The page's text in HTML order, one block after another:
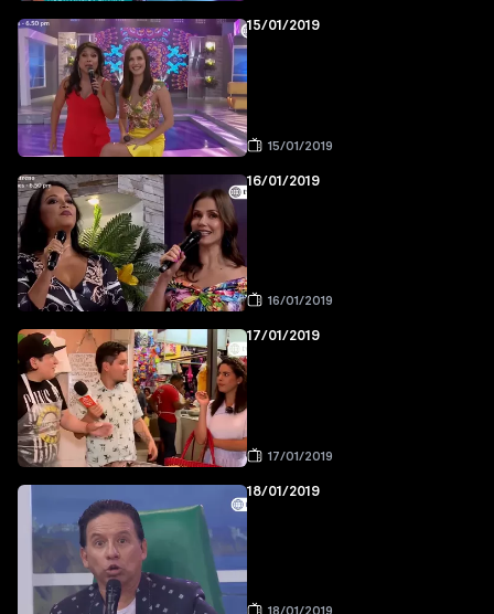
15/01/2019
15/01/2019
16/01/2019
16/01/2019
17/01/2019
17/01/2019
18/01/2019